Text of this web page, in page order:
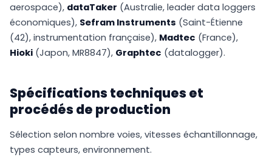
aerospace), dataTaker (Australie, leader data loggers
économiques), Sefram Instruments (Saint-Étienne
(42), instrumentation française), Madtec (France),
Hioki (Japon, MR8847), Graphtec (datalogger).
Spécifications techniques et
procédés de production
Sélection selon nombre voies, vitesses échantillonnage,
types capteurs, environnement.